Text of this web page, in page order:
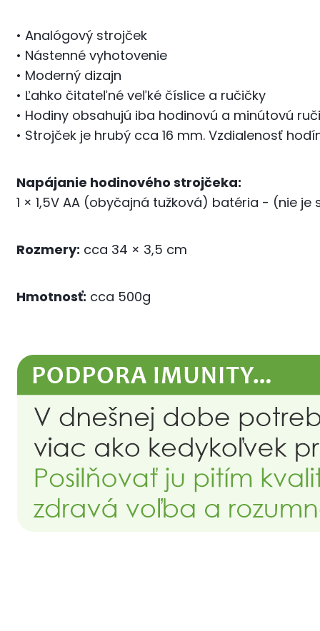
• Analógový strojček
• Nástenné vyhotovenie
• Moderný dizajn
• Ľahko čitateľné veľké číslice a ručičky
• Hodiny obsahujú iba hodinovú a minútovú
• Strojček je hrubý cca 16 mm. Vzdialenosť
Napájanie hodinového strojčeka:
1 × 1,5V AA (obyčajná tužková) batéria - (nie
Rozmery: cca 34 × 3,5 cm
Hmotnosť: cca 500g